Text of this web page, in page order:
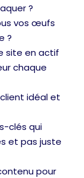
?
vos œufs
?
site en actif
chaque
idéal et
clés qui
et pas juste
pour